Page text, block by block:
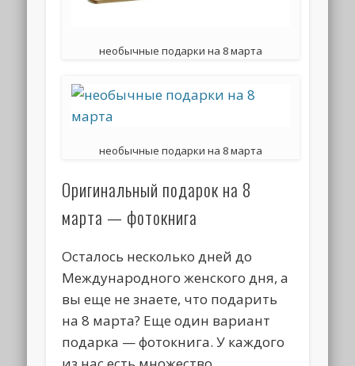
необычные подарки на 8 марта
необычные подарки на 8 марта
Оригинальный подарок на 8
марта — фотокнига
Осталось несколько дней до
Международного женского дня, а
вы еще не знаете, что подарить
на 8 марта? Еще один вариант
подарка — фотокнига. У каждого